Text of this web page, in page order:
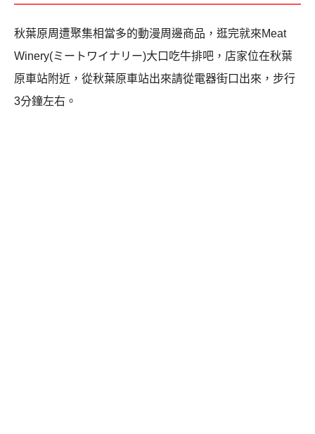
秋葉原周遭聚集相當多的動漫周邊商品，逛完就來Meat
Winery(ミートワイナリー)大口吃牛排吧，店家位在秋葉
原車站附近，從秋葉原車站出來請從電器街口出來，步行
3分鐘左右。